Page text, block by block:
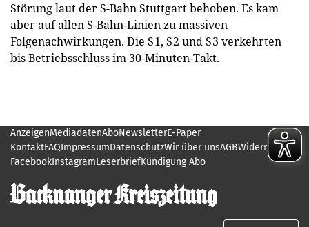
Störung laut der S-Bahn Stuttgart behoben. Es kam
aber auf allen S-Bahn-Linien zu massiven
Folgenachwirkungen. Die S 1, S 2 und S 3 verkehrten
bis Betriebsschluss im 30-Minuten-Takt.
AnzeigenMediadatenAboNewsletterE-Paper
KontaktFAQImpressumDatenschutzWir über unsAGBWiderrufJobs
FacebookInstagramLeserbriefKündigung Abo